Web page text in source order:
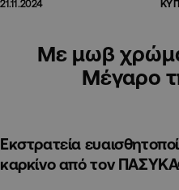
21.11.2024
Με μωβ
Μέγαρο
Εκστρατεία
καρκίνο από τον